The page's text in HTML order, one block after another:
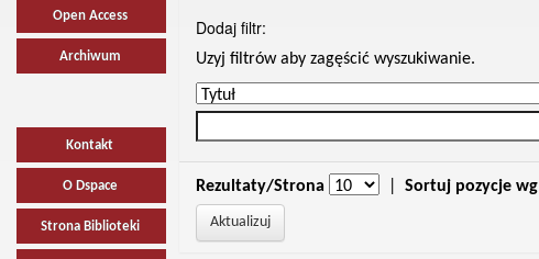
Open Access
Archiwum
Kontakt
O Dspace
Strona Biblioteki
Dodaj filtr:
Uzyj filtrów aby zagęścić wyszukiwanie.
Rezultaty/Strona Sortuj pozycje wg